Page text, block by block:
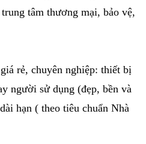
tâm thương mại, bảo vệ,
rẻ, chuyên nghiệp: thiết bị
người sử dụng (đẹp, bền và
hạn ( theo tiêu chuẩn Nhà